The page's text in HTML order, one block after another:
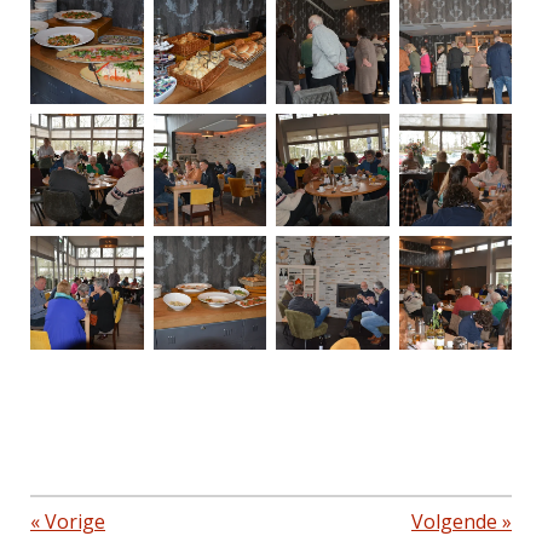
«Vorige Volgende »